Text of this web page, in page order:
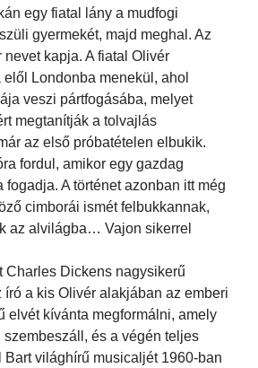
egy fiatal lány a mudfogi
gyermekét, majd meghal. Az
nevet kapja. A fiatal Olivér
elől Londonba menekül, ahol
veszi pártfogásába, melyet
megtanítják a tolvajlás
az első próbatételen elbukik.
fordul, amikor egy gazdag
fogadja. A történet azonban itt még
cimborái ismét felbukkannak,
az alvilágba… Vajon sikerrel
Charles Dickens nagysikerű
író a kis Olivér alakjában az emberi
elvét kívánta megformálni, amely
és a végén teljes
Bart világhírű musicaljét 1960-ban